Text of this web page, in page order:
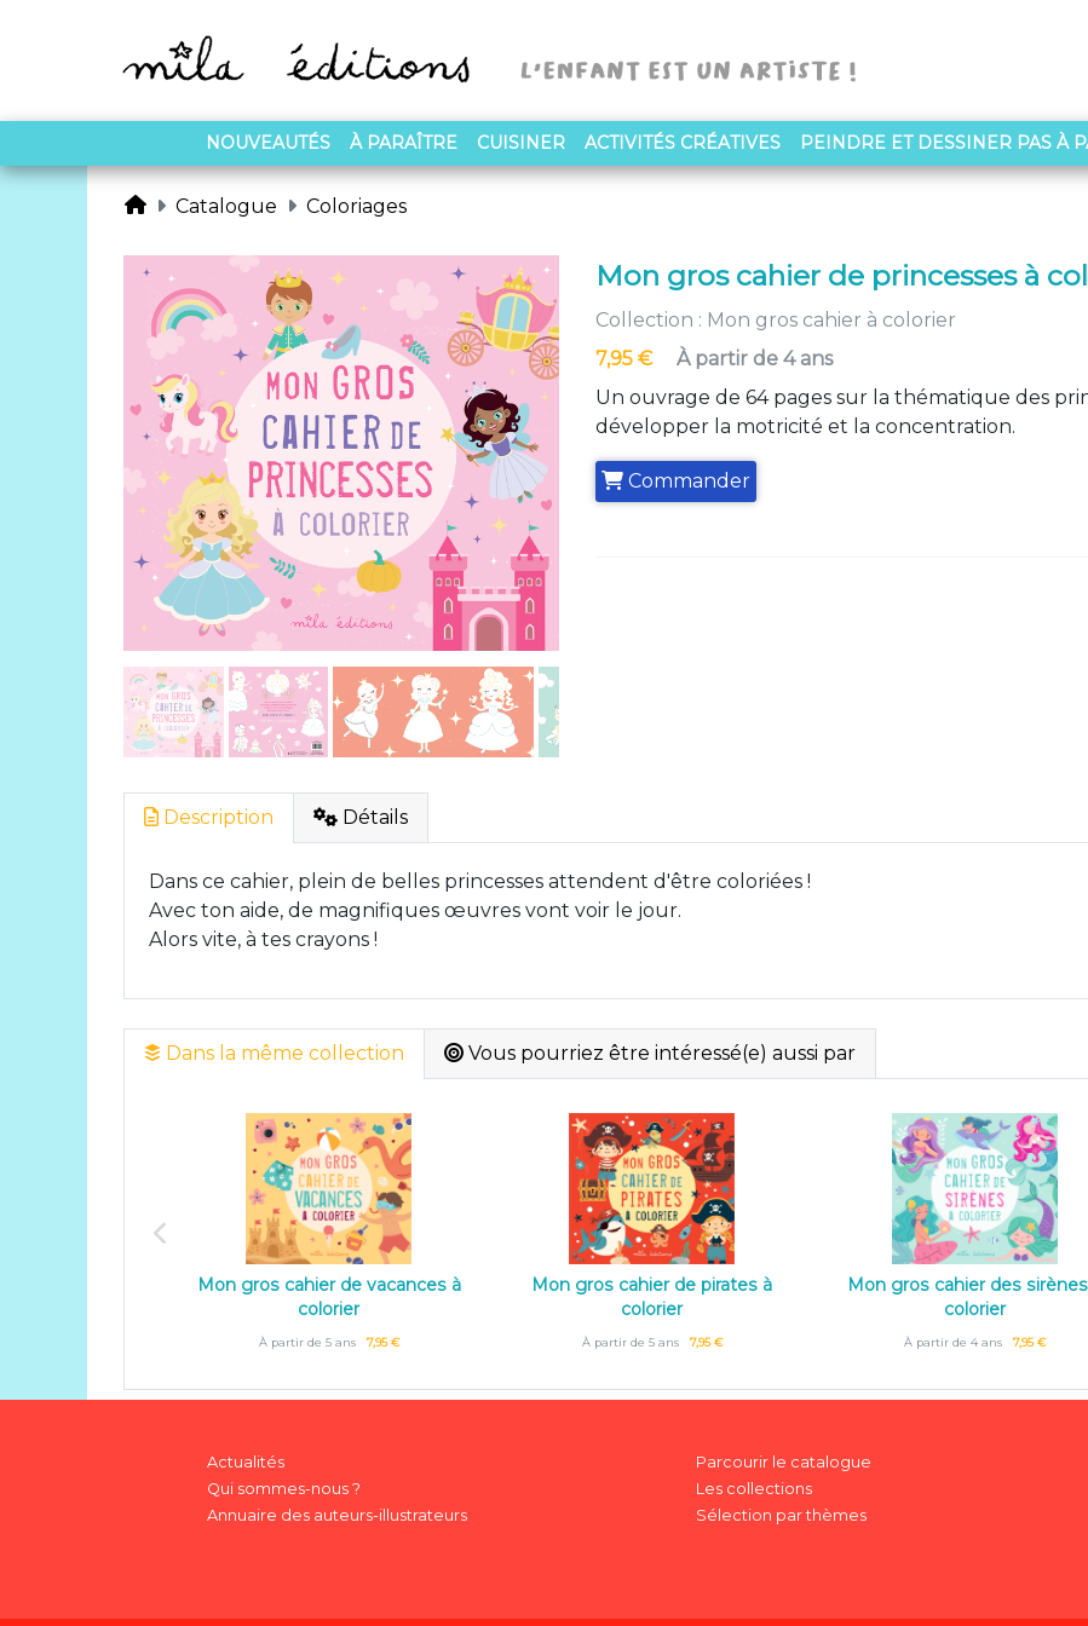
NOUVEAUTÉS À PARAÎTRE CUISINER ACTIVITÉS CRÉATIVES PEINDRE ET DESSINER PAS À
Catalogue Coloriages
Mon gros cahier de princesses à
Collection : Mon gros cahier à colorier
7,95 €
À partir de 4 ans
Un ouvrage de 64 pages sur la thématique des
développer la motricité et la concentration.
Commander
Description Détails
Dans ce cahier, plein de belles princesses attendent d'être coloriées !
Avec ton aide, de magnifiques œuvres vont voir le jour.
Alors vite, à tes crayons !
Dans la même collection Vous pourriez être intéressé(e) aussi par
Mon gros cahier de vacances à
colorier
À partir de 5 ans 7,95 €
Mon gros cahier de pirates à
colorier
À partir de 5 ans 7,95 €
Mon gros cahier des
colorier
À partir de 4 ans 7,95 €
Actualités
Qui sommes-nous ?
Annuaire des auteurs-illustrateurs
Parcourir le catalogue
Les collections
Sélection par thèmes